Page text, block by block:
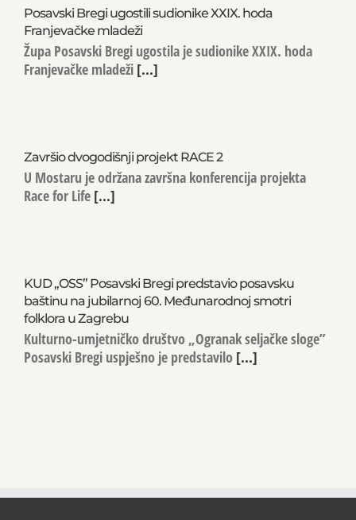
Posavski Bregi ugostili sudionike XXIX. hoda
Franjevačke mladeži
Župa Posavski Bregi ugostila je sudionike XXIX. hoda
Franjevačke mladeži [...]
Završio dvogodišnji projekt RACE 2
U Mostaru je održana završna konferencija projekta
Race for Life [...]
KUD „OSS” Posavski Bregi predstavio posavsku
baštinu na jubilarnoj 60. Međunarodnoj smotri
folklora u Zagrebu
Kulturno-umjetničko društvo „Ogranak seljačke sloge”
Posavski Bregi uspješno je predstavilo [...]